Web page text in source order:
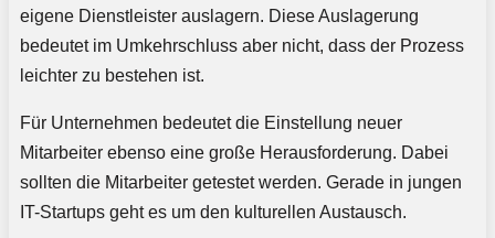
eigene Dienstleister auslagern. Diese Auslagerung
bedeutet im Umkehrschluss aber nicht, dass der Prozess
leichter zu bestehen ist.
Für Unternehmen bedeutet die Einstellung neuer
Mitarbeiter ebenso eine große Herausforderung. Dabei
sollten die Mitarbeiter getestet werden. Gerade in jungen
IT-Startups geht es um den kulturellen Austausch.